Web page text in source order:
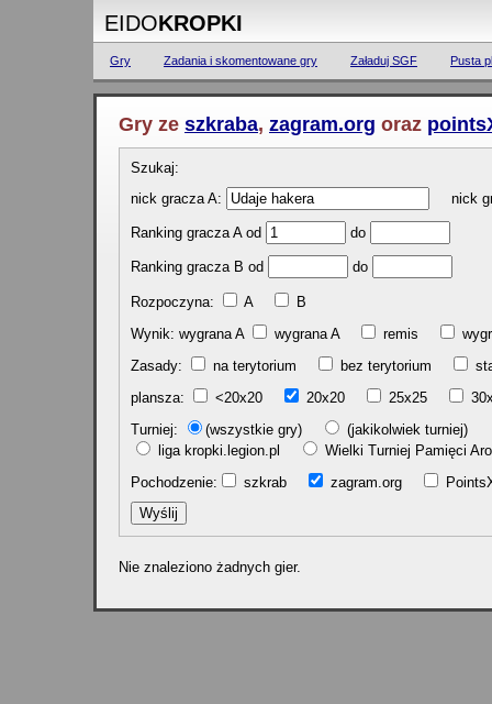
EIDOKROPKI
Gry Zadania i skomentowane gry Załaduj SGF Pusta
Gry ze szkraba, zagram.org oraz
Szukaj:
nick gracza A:
nick
Ranking gracza A od do
Ranking gracza B od do
Rozpoczyna: A
B
Wynik: wygrana A
wygrana A remis
Zasady:
na terytorium bez terytorium
plansza:
<20x20 20x20 25x25
Turniej:
(wszystkie gry)
(jakikolwiek turniej)
liga kropki.legion.pl
Wielki Turniej Pamięci
Pochodzenie:
szkrab zagram.org
Nie znaleziono żadnych gier.